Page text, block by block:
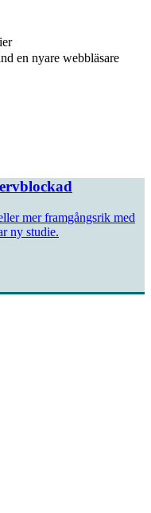
en nyare webbläsare
mer framgångsrik med
ny studie.